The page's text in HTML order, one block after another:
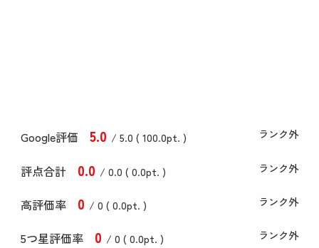
Google評価 5.0 / 5.0 ( 100.0pt. ) ランク外
評点合計 0.0 / 0.0 ( 0.0pt. ) ランク外
高評価率 0 / 0 ( 0.0pt. ) ランク外
5つ星評価率 0 / 0 ( 0.0pt. ) ランク外